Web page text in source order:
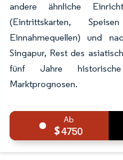
andere ähnliche
(Eintrittskarten,
Einnahmequellen) und
Singapur, Rest des
fünf Jahre
Marktprognosen.
4750